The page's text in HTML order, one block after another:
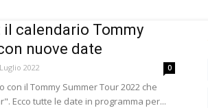
il calendario Tommy
nuove date
2022 0
il Tommy Summer Tour 2022 che
Ecco tutte le date in programma per...